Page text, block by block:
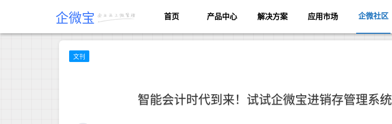
企微宝 首页 产品中心 解决方案 应用市场 企微社区
文刊
智能会计时代到来！试试企微宝进销存管理系统